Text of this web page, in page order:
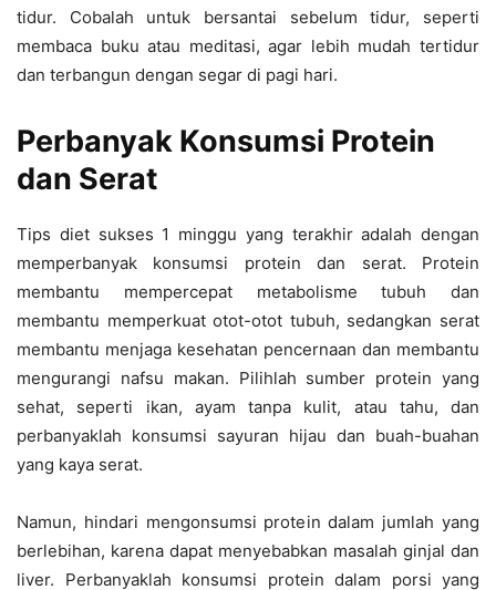
tidur. Cobalah untuk bersantai sebelum tidur, seperti
membaca buku atau meditasi, agar lebih mudah tertidur
dan terbangun dengan segar di pagi hari.
Perbanyak Konsumsi Protein
dan Serat
Tips diet sukses 1 minggu yang terakhir adalah dengan
memperbanyak konsumsi protein dan serat. Protein
membantu mempercepat metabolisme tubuh dan
membantu memperkuat otot-otot tubuh, sedangkan serat
membantu menjaga kesehatan pencernaan dan membantu
mengurangi nafsu makan. Pilihlah sumber protein yang
sehat, seperti ikan, ayam tanpa kulit, atau tahu, dan
perbanyaklah konsumsi sayuran hijau dan buah-buahan
yang kaya serat.
Namun, hindari mengonsumsi protein dalam jumlah yang
berlebihan, karena dapat menyebabkan masalah ginjal dan
liver. Perbanyaklah konsumsi protein dalam porsi yang